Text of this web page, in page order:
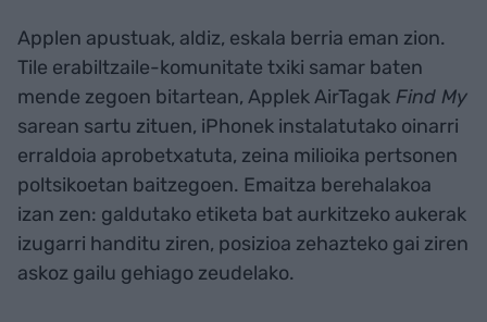
Applen apustuak, aldiz, eskala berria eman zion.
Tile erabiltzaile-komunitate txiki samar baten
mende zegoen bitartean, Applek AirTagak Find My
sarean sartu zituen, iPhonek instalatutako oinarri
erraldoia aprobetxatuta, zeina milioika pertsonen
poltsikoetan baitzegoen. Emaitza berehalakoa
izan zen: galdutako etiketa bat aurkitzeko aukerak
izugarri handitu ziren, posizioa zehazteko gai ziren
askoz gailu gehiago zeudelako.